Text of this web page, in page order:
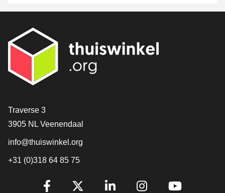
Contact
Traverse 3
3905 NL Veenendaal
info@thuiswinkel.org
+31 (0)318 64 85 75
Volg je ons al?